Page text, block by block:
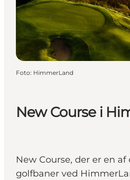
Planlæg ferien
New Course i
New Course, der er en
golfbaner ved
Foto: HimmerLand